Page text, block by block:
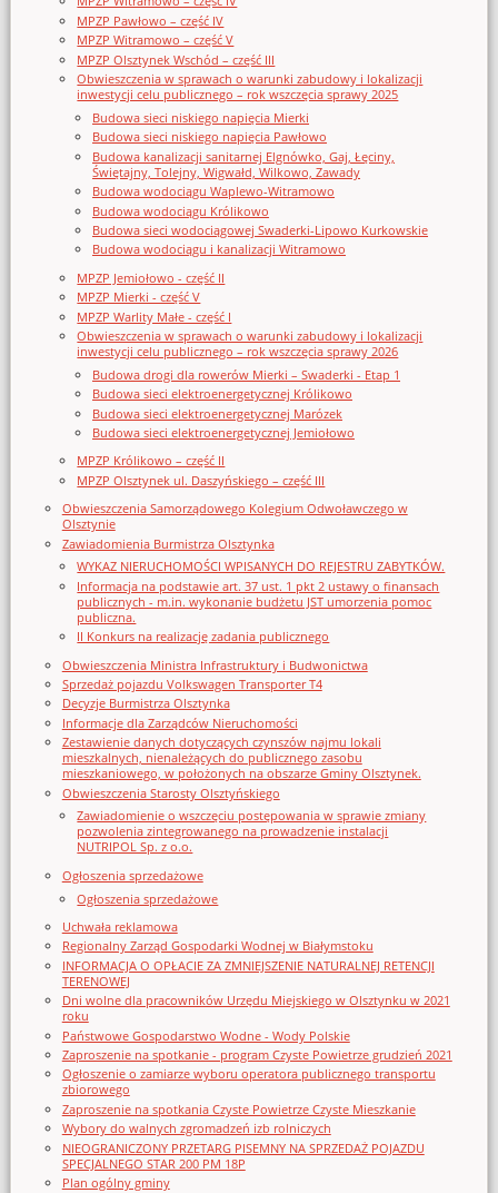
MPZP Pawłowo – część IV
MPZP Witramowo – część V
MPZP Olsztynek Wschód – część III
Obwieszczenia w sprawach o warunki zabudowy i lokalizacji
inwestycji celu publicznego – rok wszczęcia sprawy 2025
Budowa sieci niskiego napięcia Mierki
Budowa sieci niskiego napięcia Pawłowo
Budowa kanalizacji sanitarnej Elgnówko, Gaj, Łęciny,
Świętajny, Tolejny, Wigwałd, Wilkowo, Zawady
Budowa wodociągu Waplewo-Witramowo
Budowa wodociągu Królikowo
Budowa sieci wodociągowej Swaderki-Lipowo Kurkowskie
Budowa wodociągu i kanalizacji Witramowo
MPZP Jemiołowo - część II
MPZP Mierki - część V
MPZP Warlity Małe - część I
Obwieszczenia w sprawach o warunki zabudowy i lokalizacji
inwestycji celu publicznego – rok wszczęcia sprawy 2026
Budowa drogi dla rowerów Mierki – Swaderki - Etap 1
Budowa sieci elektroenergetycznej Królikowo
Budowa sieci elektroenergetycznej Marózek
Budowa sieci elektroenergetycznej Jemiołowo
MPZP Królikowo – część II
MPZP Olsztynek ul. Daszyńskiego – część III
Obwieszczenia Samorządowego Kolegium Odwoławczego w
Olsztynie
Zawiadomienia Burmistrza Olsztynka
WYKAZ NIERUCHOMOŚCI WPISANYCH DO REJESTRU ZABYTKÓW.
Informacja na podstawie art. 37 ust. 1 pkt 2 ustawy o finansach
publicznych - m.in. wykonanie budżetu JST umorzenia pomoc
publiczna.
II Konkurs na realizację zadania publicznego
Obwieszczenia Ministra Infrastruktury i Budwonictwa
Sprzedaż pojazdu Volkswagen Transporter T4
Decyzje Burmistrza Olsztynka
Informacje dla Zarządców Nieruchomości
Zestawienie danych dotyczących czynszów najmu lokali
mieszkalnych, nienależących do publicznego zasobu
mieszkaniowego, w położonych na obszarze Gminy Olsztynek.
Obwieszczenia Starosty Olsztyńskiego
Zawiadomienie o wszczęciu postępowania w sprawie zmiany
pozwolenia zintegrowanego na prowadzenie instalacji
NUTRIPOL Sp. z o.o.
Ogłoszenia sprzedażowe
Ogłoszenia sprzedażowe
Uchwała reklamowa
Regionalny Zarząd Gospodarki Wodnej w Białymstoku
INFORMACJA O OPŁACIE ZA ZMNIEJSZENIE NATURALNEJ RETENCJI
TERENOWEJ
Dni wolne dla pracowników Urzędu Miejskiego w Olsztynku w 2021
roku
Państwowe Gospodarstwo Wodne - Wody Polskie
Zaproszenie na spotkanie - program Czyste Powietrze grudzień 2021
Ogłoszenie o zamiarze wyboru operatora publicznego transportu
zbiorowego
Zaproszenie na spotkania Czyste Powietrze Czyste Mieszkanie
Wybory do walnych zgromadzeń izb rolniczych
NIEOGRANICZONY PRZETARG PISEMNY NA SPRZEDAŻ POJAZDU
SPECJALNEGO STAR 200 PM 18P
Plan ogólny gminy